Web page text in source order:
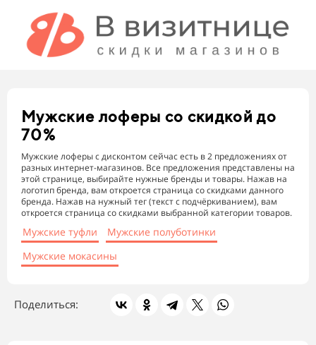
Мужские лоферы со скидкой до
70%
Мужские лоферы с дисконтом сейчас есть в 2 предложениях от
разных интернет-магазинов. Все предложения представлены на
этой странице, выбирайте нужные бренды и товары. Нажав на
логотип бренда, вам откроется страница со скидками данного
бренда. Нажав на нужный тег (текст с подчёркиванием), вам
откроется страница со скидками выбранной категории товаров.
Мужские туфли
Мужские полуботинки
Мужские мокасины
Поделиться: